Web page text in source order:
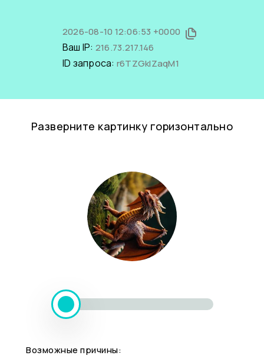
2026-08-10 12:06:53 +0000
Ваш IP: 216.73.217.146
ID запроса: r6TZGklZaqM1
Разверните картинку горизонтально
Возможные причины: